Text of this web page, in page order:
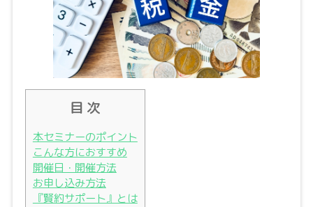
目 次
本セミナーのポイント
こんな方におすすめ
開催日・開催方法
お申し込み方法
『賢約サポート』とは